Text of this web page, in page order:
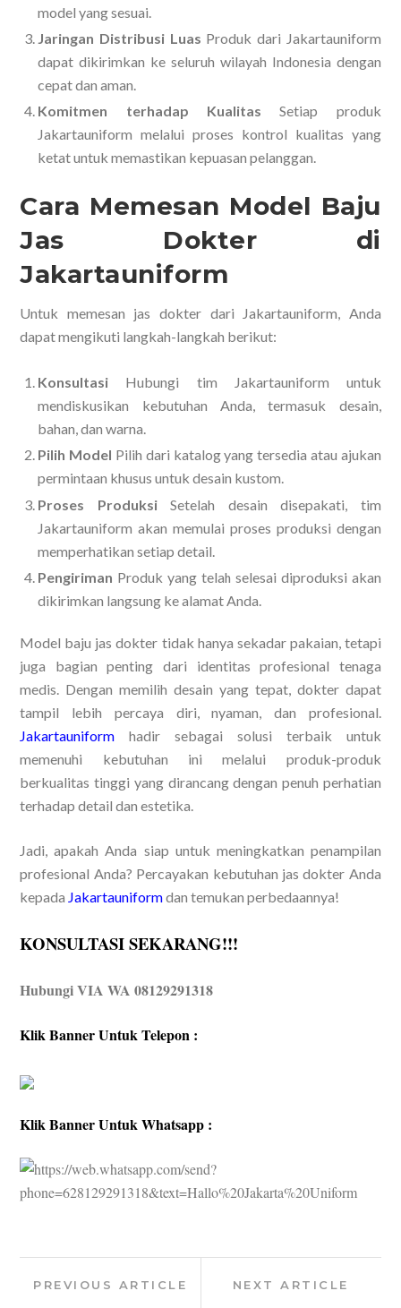
model yang sesuai.
Jaringan Distribusi Luas Produk dari Jakartauniform
dapat dikirimkan ke seluruh wilayah Indonesia dengan
cepat dan aman.
Komitmen terhadap Kualitas Setiap produk
Jakartauniform melalui proses kontrol kualitas yang
ketat untuk memastikan kepuasan pelanggan.
Cara Memesan Model Baju
Jas Dokter di
Jakartauniform
Untuk memesan jas dokter dari Jakartauniform, Anda
dapat mengikuti langkah-langkah berikut:
Konsultasi Hubungi tim Jakartauniform untuk
mendiskusikan kebutuhan Anda, termasuk desain,
bahan, dan warna.
Pilih Model Pilih dari katalog yang tersedia atau ajukan
permintaan khusus untuk desain kustom.
Proses ProduksiSetelah desain disepakati, tim
Jakartauniform akan memulai proses produksi dengan
memperhatikan setiap detail.
Pengiriman Produk yang telah selesai diproduksi akan
dikirimkan langsung ke alamat Anda.
Model baju jas dokter tidak hanya sekadar pakaian, tetapi
juga bagian penting dari identitas profesional tenaga
medis. Dengan memilih desain yang tepat, dokter dapat
tampil lebih percaya diri, nyaman, dan profesional.
Jakartauniform hadir sebagai solusi terbaik untuk
memenuhi kebutuhan ini melalui produk-produk
berkualitas tinggi yang dirancang dengan penuh perhatian
terhadap detail dan estetika.
Jadi, apakah Anda siap untuk meningkatkan penampilan
profesional Anda? Percayakan kebutuhan jas dokter Anda
kepada Jakartauniformdan temukan perbedaannya!
KONSULTASI SEKARANG!!!
Hubungi VIA WA 08129291318
Klik Banner Untuk Telepon :
Klik Banner Untuk Whatsapp :
navigation
PREVIOUS ARTICLE NEXT ARTICLE